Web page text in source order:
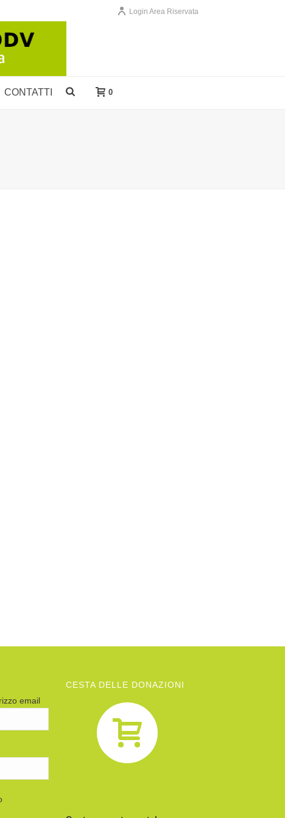
Login Area Riservata
CONTATTI 0
email
CESTA DELLE DONAZIONI